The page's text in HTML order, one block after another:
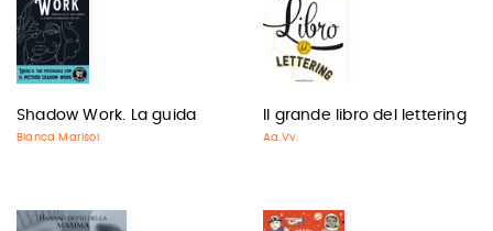
Shadow Work. La guida
Bianca Marisol
Il grande libro del lettering
Aa.Vv.